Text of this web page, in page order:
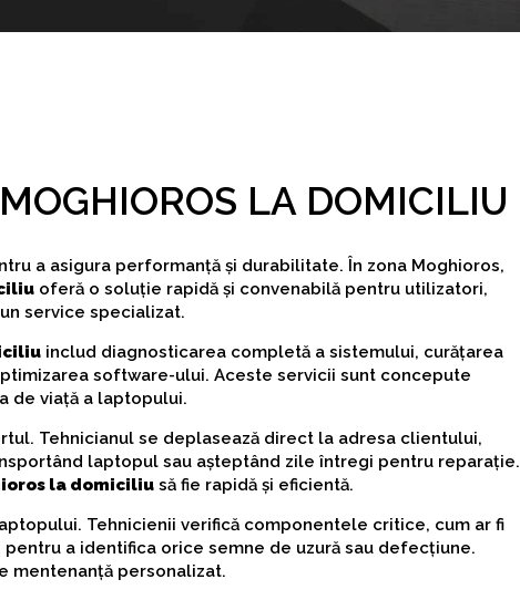
LA DOMICILIU
a asigura performanță și durabilitate. În zona Moghioros,
oferă o soluție rapidă și convenabilă pentru utilizatori,
service specializat.
includ diagnosticarea completă a sistemului, curățarea
software-ului. Aceste servicii sunt concepute
de viață a laptopului.
Tehnicianul se deplasează direct la adresa clientului,
laptopul sau așteptând zile întregi pentru reparație.
la domiciliu să fie rapidă și eficientă.
Tehnicienii verifică componentele critice, cum ar fi
a identifica orice semne de uzură sau defecțiune.
mentenanță personalizat.